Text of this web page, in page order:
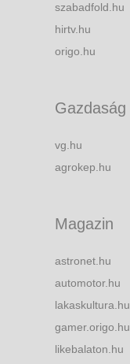
szabadfold.hu
hirtv.hu
origo.hu
Gazdaság
vg.hu
agrokep.hu
Magazin
astronet.hu
automotor.hu
lakaskultura.hu
gamer.origo.hu
likebalaton.hu